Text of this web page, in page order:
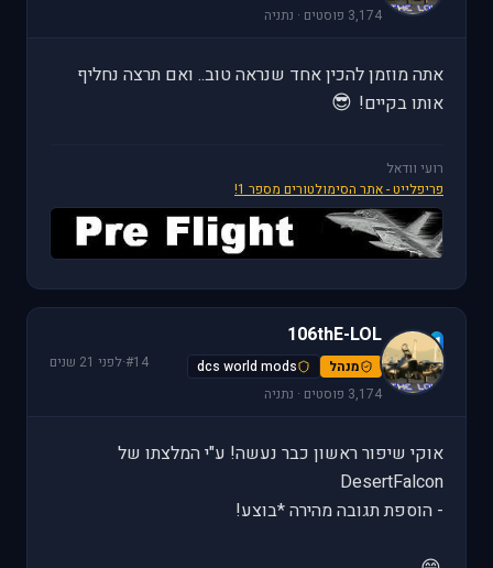
3,174 פוסטים · נתניה
אתה מוזמן להכין אחד שנראה טוב.. ואם תרצה נחליף
אותו בקיים! 😎
רועי וודאל
פריפלייט - אתר הסימולטורים מספר 1!
1
106thE-LOL
מנהל
dcs world mods
3,174 פוסטים · נתניה
#14
·לפני 21 שנים
אוקי שיפור ראשון כבר נעשה! ע"י המלצתו של
DesertFalcon
- הוספת תגובה מהירה *בוצע!